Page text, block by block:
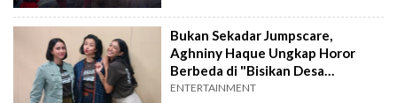
Bukan Sekadar Jumpscare,
Aghniny Haque Ungkap Horor
Berbeda di "Bisikan Desa
Gringsing"
ENTERTAINMENT